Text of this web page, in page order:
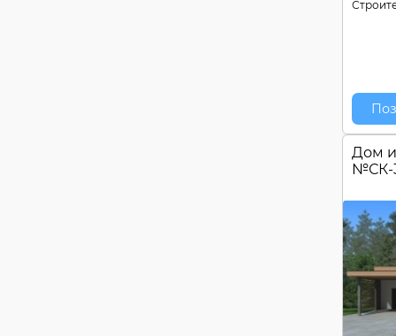
Дом
№СК-